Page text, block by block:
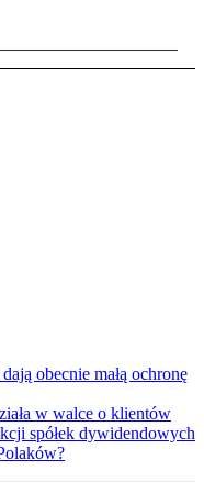
obecnie małą ochronę
w walce o klientów
spółek dywidendowych